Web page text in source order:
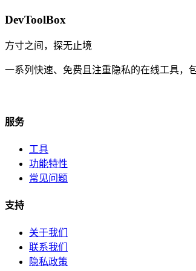
DevToolBox
方寸之间，探无止境
一系列快速、免费且注重隐私的在线工具，
服务
工具
功能特性
常见问题
支持
关于我们
联系我们
隐私政策